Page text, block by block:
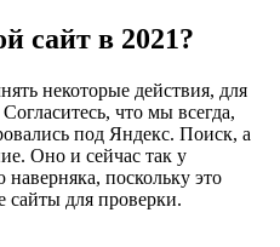
сайт в 2021?
некоторые действия, для
что мы всегда,
под Яндекс. Поиск, а
Оно и сейчас так у
поскольку это
сайты для проверки.